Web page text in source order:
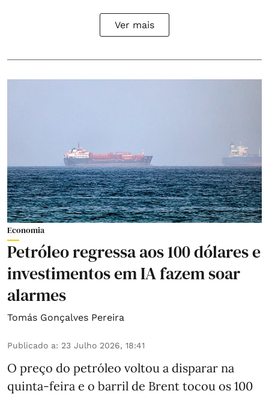
Ver mais
Economia
Petróleo regressa aos 100 dólares e
investimentos em IA fazem soar
alarmes
Tomás Gonçalves Pereira
Publicado a: 23 Julho 2026, 18:41
O preço do petróleo voltou a disparar na
quinta-feira e o barril de Brent tocou os 100